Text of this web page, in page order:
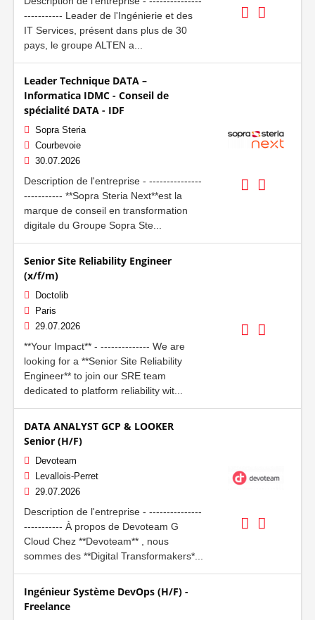
----------- Leader de l'Ingénierie et des
IT Services, présent dans plus de 30
pays, le groupe ALTEN a...
Leader Technique DATA –
Informatica IDMC - Conseil de
spécialité DATA - IDF
Sopra Steria
Courbevoie
30.07.2026
Description de l'entreprise - ---------------
----------- **Sopra Steria Next**est la
marque de conseil en transformation
digitale du Groupe Sopra Ste...
Senior Site Reliability Engineer
(x/f/m)
Doctolib
Paris
29.07.2026
**Your Impact** - -------------- We are
looking for a **Senior Site Reliability
Engineer** to join our SRE team
dedicated to platform reliability wit...
DATA ANALYST GCP & LOOKER
Senior (H/F)
Devoteam
Levallois-Perret
29.07.2026
Description de l'entreprise - ---------------
----------- À propos de Devoteam G
Cloud Chez **Devoteam** , nous
sommes des **Digital Transformakers*...
Ingénieur Système DevOps (H/F) -
Freelance